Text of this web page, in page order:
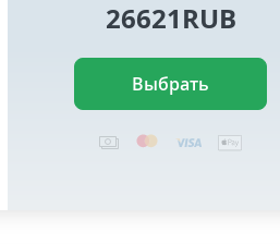
26621RUB
Выбрать